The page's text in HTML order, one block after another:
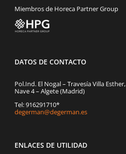
Miembros de Horeca Partner Group
DATOS DE CONTACTO
Pol.Ind. El Nogal – Travesía Villa Esther,
Nave 4 – Algete (Madrid)
Tel: 916291710*
degerman@degerman.es
ENLACES DE UTILIDAD